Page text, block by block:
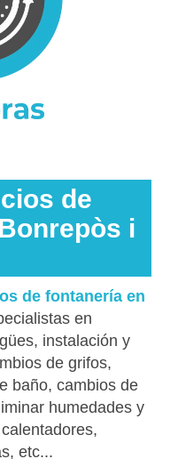
de
i
de fontanería en
en
instalación y
de grifos,
baño, cambios de
humedades y
etc...